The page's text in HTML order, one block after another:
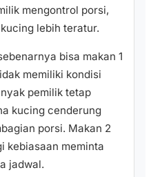
mengontrol porsi,
lebih teratur.
bisa makan 1
memiliki kondisi
pemilik tetap
kucing cenderung
porsi. Makan 2
kebiasaan meminta
jadwal.